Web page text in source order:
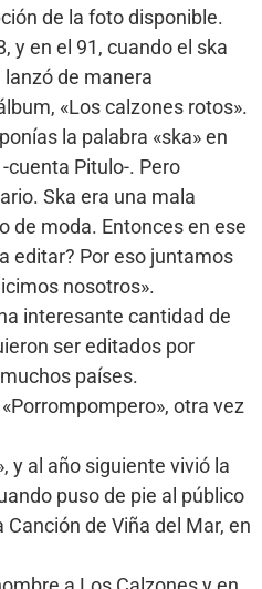
y en el 91, cuando el ska
de manera
«Los calzones rotos».
la palabra «ska» en
cuenta Pitulo-. Pero
Ska era una mala
de moda. Entonces en ese
editar? Por eso juntamos
nosotros».
interesante cantidad de
ser editados por
países.
otra vez
y al año siguiente vivió la
puso de pie al público
de Viña del Mar, en